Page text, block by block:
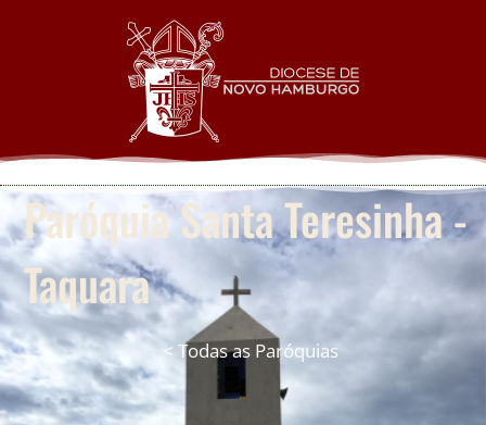
Paróquia Santa Teresinha -
Taquara
< Todas as Paróquias